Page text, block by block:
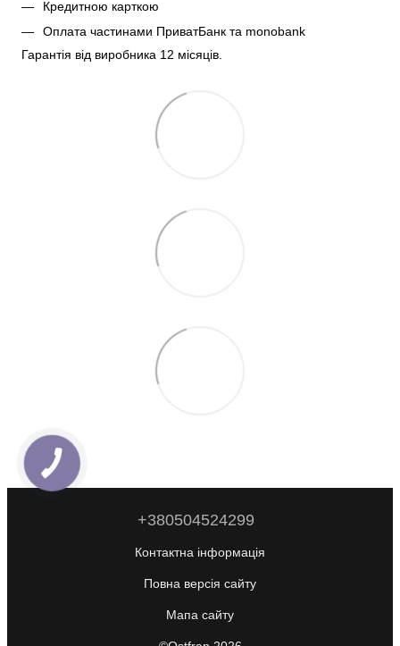
Кредитною карткою
Оплата частинами ПриватБанк та monobank
Гарантія від виробника 12 місяців.
+380504524299
Контактна інформація
Повна версія сайту
Мапа сайту